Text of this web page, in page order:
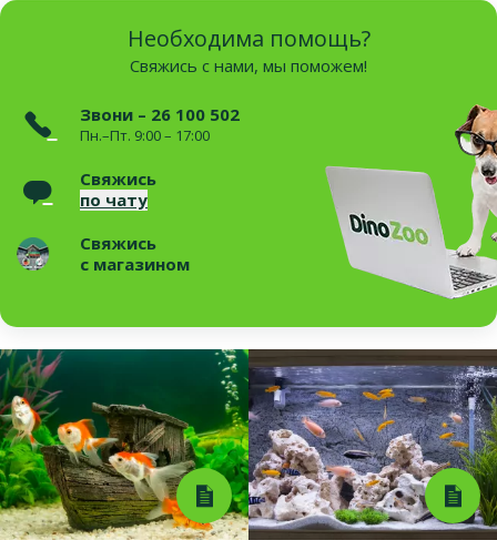
Необходима помощь?
Свяжись с нами, мы поможем!
Звони – 26 100 502
Пн.–Пт. 9:00 – 17:00
Свяжись
по чату
Свяжись
с магазином